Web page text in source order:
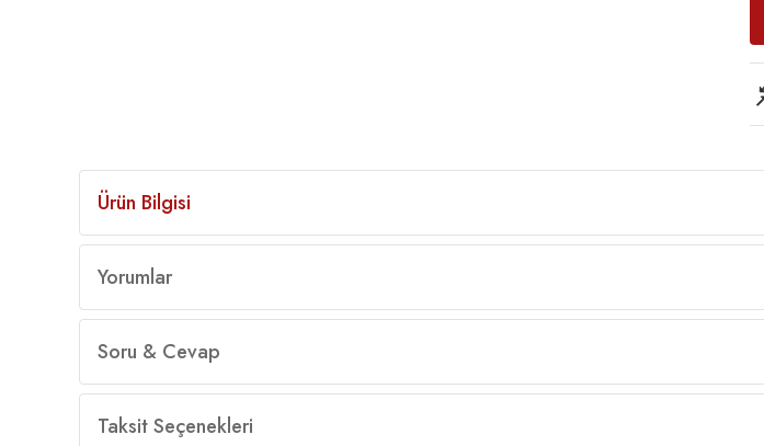
Ürün Bilgisi
Yorumlar
Soru & Cevap
Taksit Seçenekleri